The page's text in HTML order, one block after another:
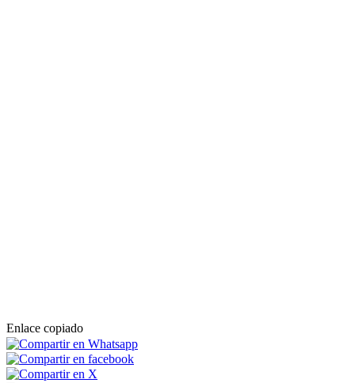
Enlace copiado